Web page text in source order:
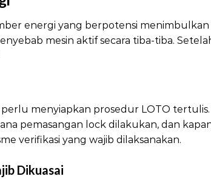
energi yang berpotensi menimbulkan
mesin aktif secara tiba-tiba.
menyiapkan prosedur LOTO
pemasangan lock dilakukan, dan
verifikasi yang wajib dilaksanakan.
Dikuasai